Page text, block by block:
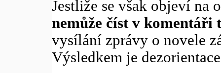
Jestliže se však objeví na
nemůže číst v komentáři
vysílání zprávy o novele
Výsledkem je